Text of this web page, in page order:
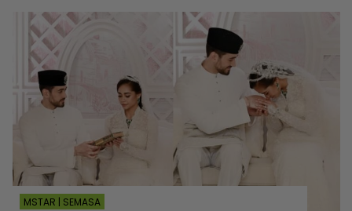
MSTAR | SEMASA